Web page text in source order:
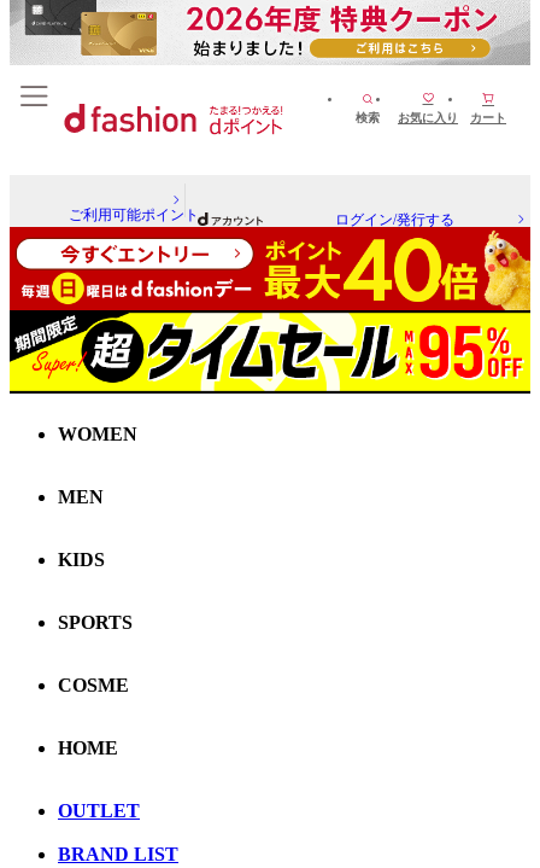
検索 お気に入り カート
ご利用可能ポイント ログイン/発行する
WOMEN
MEN
KIDS
SPORTS
COSME
HOME
OUTLET
BRAND LIST